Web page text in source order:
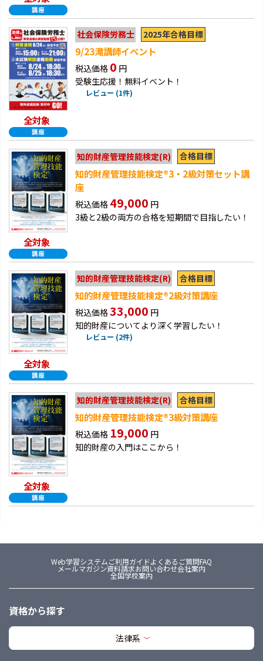
全対象
社会保険労務士 2025年合格目標
9/23滝講師イベント
税込価格 0 円
受験生応援！無料イベント！
レビュー (1件)
全対象
知的財産管理技能検定(R) 合格目標
知的財産管理技能検定®3・2級対策セット講
座
税込価格 49,000 円
3級と2級の両方の合格を短期間で目指したい！
全対象
知的財産管理技能検定(R) 合格目標
知的財産管理技能検定®2級対策講座
税込価格33,000 円
知的財産についてより深く学習したい！
レビュー (2件)
全対象
知的財産管理技能検定(R) 合格目標
知的財産管理技能検定®3級対策講座
税込価格 19,000 円
知的財産の入門はここから！
Web学習システムご利用ガイドよくあるご質問FAQ
メールマガジン資料請求お問い合わせ会社案内
全国学校案内
資格から探す
法律系